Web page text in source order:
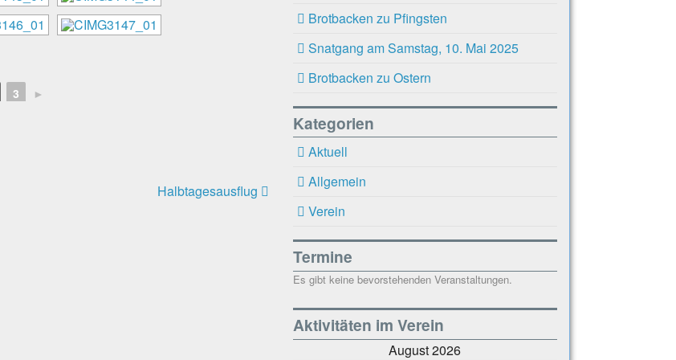
3 ►
Halbtagesausflug
Brotbacken zu Pfingsten
Snatgang am Samstag, 10. Mai 2025
Brotbacken zu Ostern
Kategorien
Aktuell
Allgemein
Verein
Termine
Es gibt keine bevorstehenden Veranstaltungen.
Aktivitäten im Verein
August 2026